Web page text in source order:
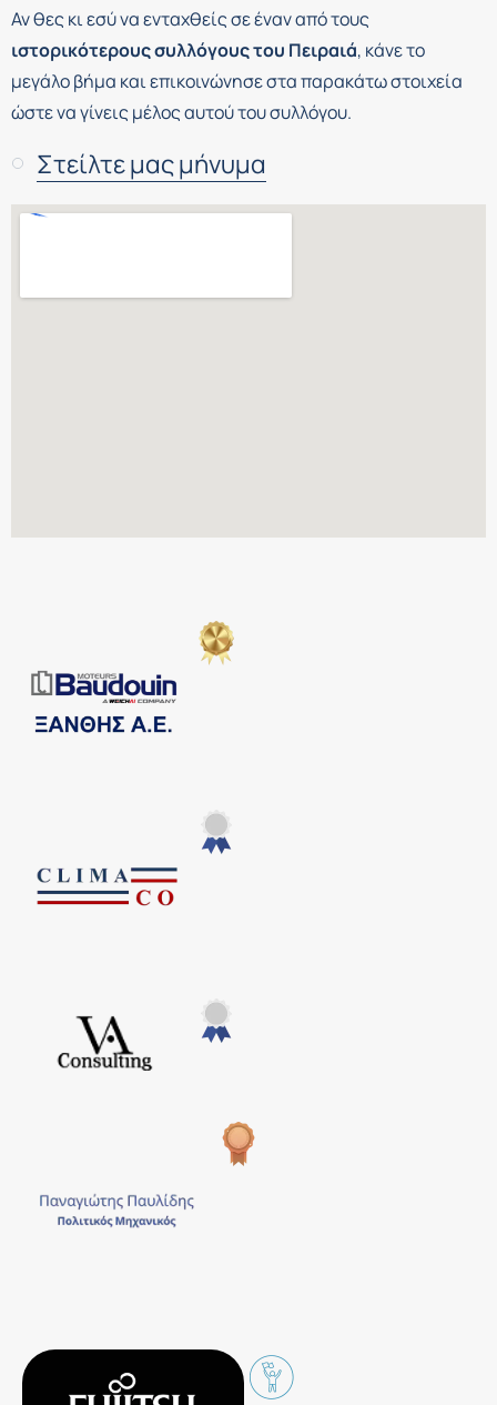
Αν θες κι εσύ να ενταχθείς σε έναν από τους
ιστορικότερους συλλόγους του Πειραιά, κάνε το
μεγάλο βήμα και επικοινώνησε στα παρακάτω στοιχεία
ώστε να γίνεις μέλος αυτού του συλλόγου.
Στείλτε μας μήνυμα